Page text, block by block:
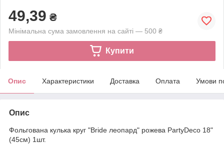
49,39 ₴
Мінімальна сума замовлення на сайті — 500 ₴
Купити
Опис Характеристики Доставка Оплата Умови
Опис
Фольгована кулька круг "Bride леопард" рожева PartyDeco 18"
(45см) 1шт.